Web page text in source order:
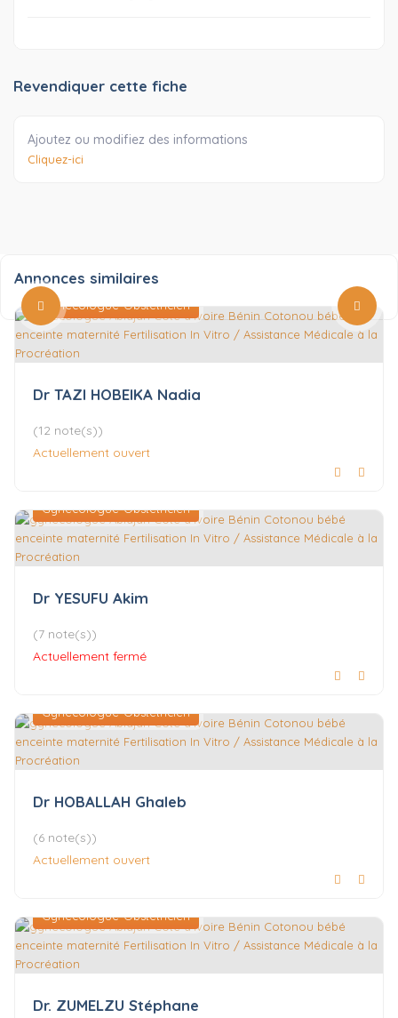
Revendiquer cette fiche
Ajoutez ou modifiez des informations
Cliquez-ici
Annonces similaires
Gynécologue-Obstétricien
Dr TAZI HOBEIKA Nadia
(12 note(s))
Actuellement ouvert
Gynécologue-Obstétricien
Dr YESUFU Akim
(7 note(s))
Actuellement fermé
Gynécologue-Obstétricien
Dr HOBALLAH Ghaleb
(6 note(s))
Actuellement ouvert
Gynécologue-Obstétricien
Dr. ZUMELZU Stéphane